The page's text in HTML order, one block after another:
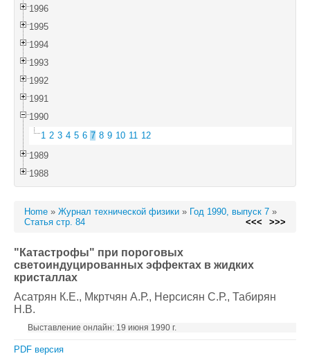
1996
1995
1994
1993
1992
1991
1990
1 2 3 4 5 6 7 8 9 10 11 12
1989
1988
Home » Журнал технической физики » Год 1990, выпуск 7 »
Статья стр. 84
<<< >>>
"Катастрофы" при пороговых
светоиндуцированных эффектах в жидких
кристаллах
Асатрян К.Е., Мкртчян А.Р., Нерсисян С.Р., Табирян
Н.В.
Выставление онлайн: 19 июня 1990 г.
PDF версия